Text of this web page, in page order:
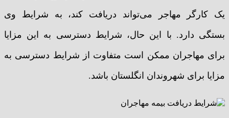
یک کارگر مهاجر می‌تواند دریافت کند، به شرایط وی
بستگی دارد. با این حال، شرایط دسترسی به این مزایا
برای مهاجران ممکن است متفاوت از شرایط دسترسی به
مزایا برای شهروندان انگلستان باشد.